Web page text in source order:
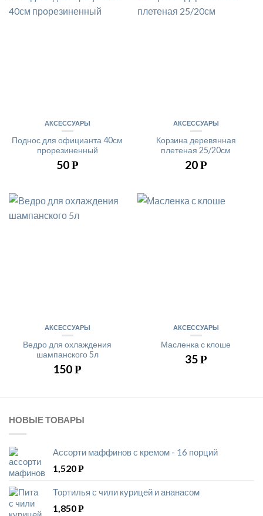
АКСЕССУАРЫ
Поднос для официанта 40см
прорезиненный
50Р
АКСЕССУАРЫ
Корзина деревянная
плетеная 25/20см
20Р
АКСЕССУАРЫ
Ведро для охлаждения
шампанского 5л
150Р
АКСЕССУАРЫ
Масленка с клоше
35Р
НОВЫЕ ТОВАРЫ
Ассорти маффинов с кремом - 16 порций
1,520Р
Тортилья с чили курицей и ананасом
1,850Р